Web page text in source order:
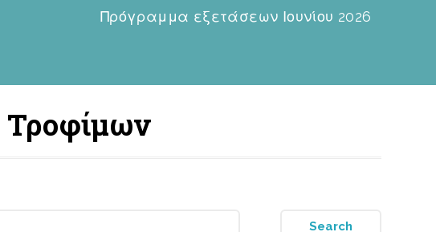
Πρόγραμμα εξετάσεων Ιουνίου 2026
Τροφίμων